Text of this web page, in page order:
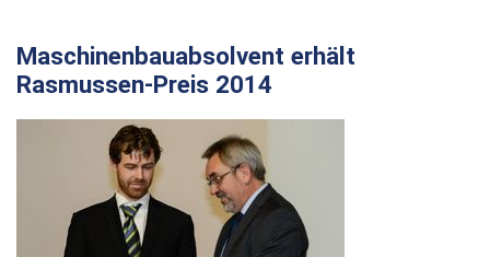
Maschinenbauabsolvent erhält
Rasmussen-Preis 2014